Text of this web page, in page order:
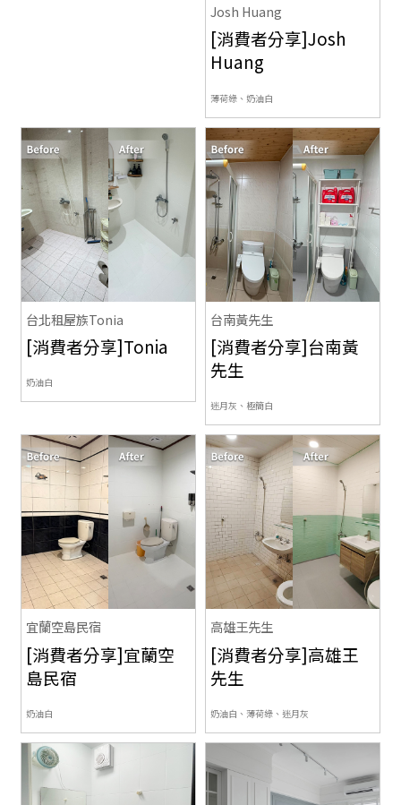
Josh Huang
[消費者分享]Josh
Huang
薄荷綠、奶油白
台北租屋族Tonia
[消費者分享]Tonia
奶油白
台南黃先生
[消費者分享]台南黃
先生
迷月灰、極簡白
宜蘭空島民宿
[消費者分享]宜蘭空
島民宿
奶油白
高雄王先生
[消費者分享]高雄王
先生
奶油白、薄荷綠、迷月灰